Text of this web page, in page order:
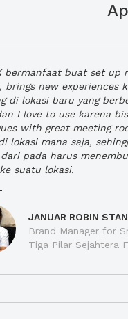
bermanfaat buat set up
brings new experiences
di lokasi baru yang
I love to use karena
with great meeting
lokasi mana saja,
pada harus
suatu lokasi.
JANUAR ROBIN
Brand Manager for
Tiga Pilar Sejahtera